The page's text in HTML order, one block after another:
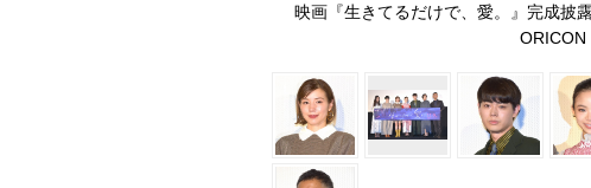
映画『生きてるだけで、愛。』完成披
ORICON